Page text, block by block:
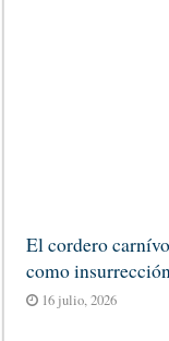
El cordero
como
16 julio, 2026